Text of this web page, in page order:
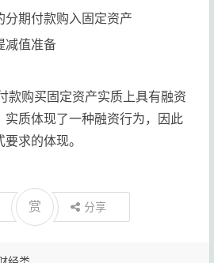
分期付款购入固定资产
减值准备
款购买固定资产实质上具有融资
实质体现了一种融资行为，因此
求的体现。
赏 分享